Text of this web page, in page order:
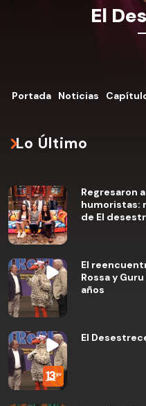
El
Portada Noticias
Lo Último
Regresaron
humoristas:
de El
El
Rossa y
años
El